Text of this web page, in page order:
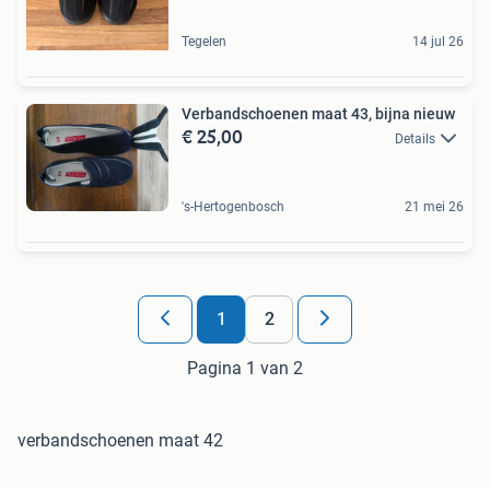
Tegelen 14 jul 26
Verbandschoenen maat 43, bijna nieuw
€ 25,00 Details
's-Hertogenbosch 21 mei 26
1 2
Pagina 1 van 2
verbandschoenen maat 42